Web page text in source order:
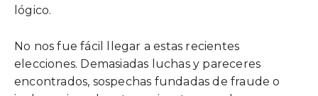
lógico.
No nos fue fácil llegar a estas recientes
elecciones. Demasiadas luchas y pareceres
encontrados, sospechas fundadas de fraude o